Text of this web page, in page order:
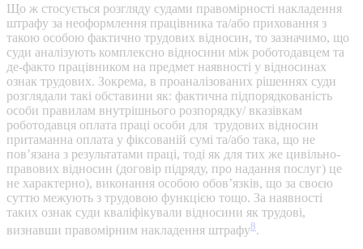
Що ж стосується розгляду судами правомірності накладення
штрафу за неоформлення працівника та/або приховання з
такою особою фактично трудових відносин, то зазначимо, що
суди аналізують комплексно відносини між роботодавцем та
де-факто працівником на предмет наявності у відносинах
ознак трудових. Зокрема, в проаналізованих рішеннях суди
розглядали такі обставини як: фактична підпорядкованість
особи правилам внутрішнього розпорядку/ вказівкам
роботодавця оплата праці особи для трудових відносин
притаманна оплата у фіксованій сумі та/або така, що не
пов’язана з результатами праці, тоді як для тих же цивільно-
правових відносин (договір підряду, про надання послуг) це
не характерно), виконання особою обов’язків, що за своєю
суттю межують з трудовою функцією тощо. За наявності
таких ознак суди кваліфікували відносини як трудові,
визнавши правомірним накладення штрафу8.